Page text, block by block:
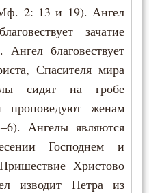
2: 13 и 19). Ангел
зачатие
благовествует
Спасителя мира
сидят на гробе
проповедуют женам
Ангелы являются
Господнем и
Христово
изводит Петра из